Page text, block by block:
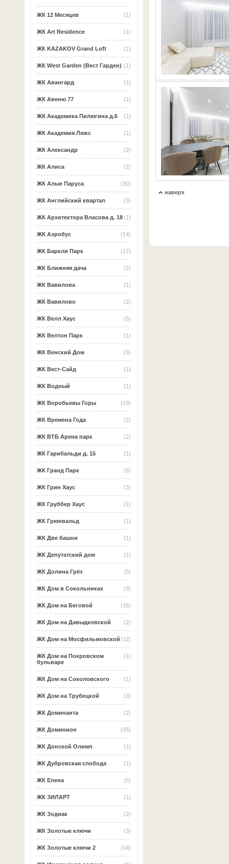
(1)
ЖК 12 Месяцев
(1)
ЖК Art Residence
(1)
ЖК KAZAKOV Grand Loft
(1)
ЖК West Garden (Вест Гарден)
(1)
ЖК Авангард
(1)
ЖК Авеню 77
(1)
ЖК Академика Пилюгина д.6
(1)
ЖК Академия Люкс
(2)
ЖК Александр
(2)
ЖК Алиса
(30)
ЖК Алые Паруса
(3)
ЖК Английский квартал
(1)
ЖК Архитектора Власова д. 18
(14)
ЖК Аэробус
(17)
ЖК Баркли Парк
(2)
ЖК Ближняя дача
(1)
ЖК Вавилова
(2)
ЖК Вавилово
(5)
ЖК Велл Хаус
(1)
ЖК Велтон Парк
(3)
ЖК Венский Дом
(1)
ЖК Вест-Сайд
(1)
ЖК Водный
(19)
ЖК Воробьевы Горы
(2)
ЖК Времена Года
(2)
ЖК ВТБ Арена парк
(1)
ЖК Гарибальди д. 15
(6)
ЖК Гранд Парк
(3)
ЖК Грин Хаус
(1)
ЖК Груббер Хаус
(1)
ЖК Грюнвальд
(1)
ЖК Две башни
(1)
ЖК Депутатский дом
(5)
ЖК Долина Грёз
(3)
ЖК Дом в Сокольниках
(16)
ЖК Дом на Беговой
(2)
ЖК Дом на Давыдковской
(12)
ЖК Дом на Мосфильмовской
(1)
ЖК Дом на Покровском
бульваре
(1)
ЖК Дом на Соколовского
(3)
ЖК Дом на Трубецкой
(2)
ЖК Доминанта
(35)
ЖК Доминион
(1)
ЖК Донской Олимп
(1)
ЖК Дубровская слобода
(5)
ЖК Елена
(1)
ЖК ЗИЛАРТ
(2)
ЖК Зодиак
(3)
ЖК Золотые ключи
(14)
ЖК Золотые ключи 2
наверх